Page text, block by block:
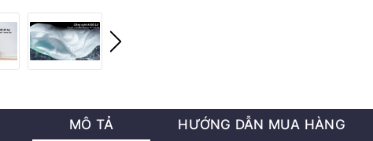
MÔ TẢ HƯỚNG DẪN MUA HÀNG